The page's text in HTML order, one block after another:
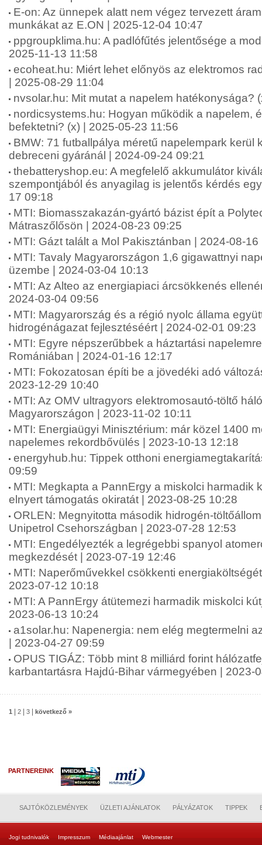
E-on: Az ünnepek alatt nem végez tervezett
munkákat az E.ON | 2025-12-04 10:47
ppgroupklima.hu: A padlófűtés jelentősége a
2025-11-13 11:58
ecoheat.hu: Miért lehet előnyös az elektromos
| 2025-08-29 11:04
nvsolar.hu: Mit mutat a napelem hatékonysága?
nordicsystems.hu: Hogyan működik a napelem,
befektetni? (x) | 2025-05-23 11:56
BMW: 71 futballpálya méretű napelempark kerül
debreceni gyáránál | 2024-09-24 09:21
thebatteryshop.eu: A megfelelő akkumulátor
szempontjából és anyagilag is jelentős kérdés
17 09:18
MTI: Biomasszakazán-gyártó bázist épít a
Mátraszőlősön | 2024-08-23 09:25
MTI: Gázt talált a Mol Pakisztánban | 2024-08-16
MTI: Tavaly Magyarországon 1,6 gigawattnyi
üzembe | 2024-03-04 10:13
MTI: Az Alteo az energiapiaci árcsökkenés
2024-03-04 09:56
MTI: Magyarország és a régió nyolc állama
hidrogénágazat fejlesztéséért | 2024-02-01 09:23
MTI: Egyre népszerűbbek a háztartási
Romániában | 2024-01-16 12:17
MTI: Fokozatosan építi be a jövedéki adó
2023-12-29 10:40
MTI: Az OMV ultragyors elektromosautó-töltő
Magyarországon | 2023-11-02 10:11
MTI: Energiaügyi Minisztérium: már közel 1400
napelemes rekordbővülés | 2023-10-13 12:18
energyhub.hu: Tippek otthoni
09:59
MTI: Megkapta a PannErgy a miskolci harmadik
elnyert támogatás okiratát | 2023-08-25 10:28
ORLEN: Megnyitotta második hidrogén-
Unipetrol Csehországban | 2023-07-28 12:53
MTI: Engedélyezték a legrégebbi spanyol
megkezdését | 2023-07-19 12:46
MTI: Naperőművekkel csökkenti
2023-07-12 10:18
MTI: A PannErgy átütemezi harmadik miskolci
2023-06-13 10:24
a1solar.hu: Napenergia: nem elég megtermelni
| 2023-04-27 09:59
OPUS TIGÁZ: Több mint 8 milliárd forint
karbantartásra Hajdú-Bihar vármegyében | 2023-
1 2 3 következő »
PARTNEREINK
SAJTÓKÖZLEMÉNYEK ÜZLETI AJÁNLATOK PÁLYÁZATOK TIPPEK
Jogi tudnivalók Impresszum Médiaajánlat Webmester